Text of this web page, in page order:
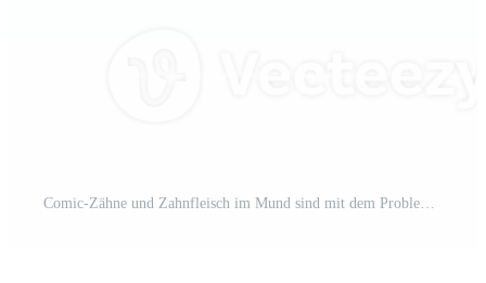
Comic-Zähne und Zahnfleisch im Mund sind mit dem Problem der Karies zufrieden. Es gibt Plaque auf den Zähnen. Pro PNG